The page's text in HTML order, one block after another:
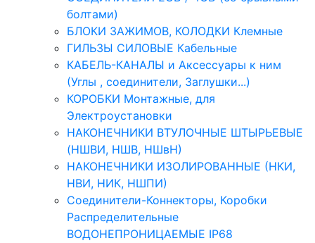
болтами)
БЛОКИ ЗАЖИМОВ, КОЛОДКИ Клемные
ГИЛЬЗЫ СИЛОВЫЕ Кабельные
КАБЕЛЬ-КАНАЛЫ и Аксессуары к ним
(Углы , соединители, Заглушки...)
КОРОБКИ Монтажные, для
Электроустановки
НАКОНЕЧНИКИ ВТУЛОЧНЫЕ ШТЫРЬЕВЫЕ
(НШВИ, НШВ, НШвН)
НАКОНЕЧНИКИ ИЗОЛИРОВАННЫЕ (НКИ,
НВИ, НИК, НШПИ)
Соединители-Коннекторы, Коробки
Распределительные
ВОДОНЕПРОНИЦАЕМЫЕ IP68